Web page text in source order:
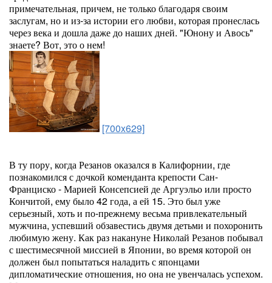
примечательная, причем, не только благодаря своим
заслугам, но и из-за истории его любви, которая пронеслась
через века и дошла даже до наших дней. "Юнону и Авось"
знаете? Вот, это о нем!
[700x629]
В ту пору, когда Резанов оказался в Калифорнии, где
познакомился с дочкой коменданта крепости Сан-
Франциско - Марией Консепсией де Аргуэльо или просто
Кончитой, ему было 42 года, а ей 15. Это был уже
серьезный, хоть и по-прежнему весьма привлекательный
мужчина, успевший обзавестись двумя детьми и похоронить
любимую жену. Как раз накануне Николай Резанов побывал
с шестимесячной миссией в Японии, во время которой он
должен был попытаться наладить с японцами
дипломатические отношения, но она не увенчалась успехом.